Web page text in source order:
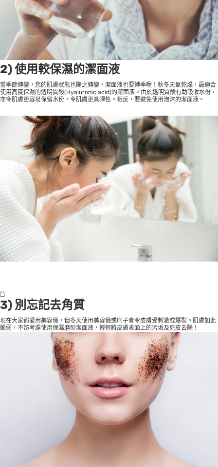
2) 使用較保濕的潔面液
當季節轉變，您的肌膚狀態也隨之轉變，潔面液也要轉季喔！秋冬天氣乾燥，最適合
使用高度保濕的透明質酸(Hyaluronic acid)的潔面液。由於透明質酸有助吸收水份，
亦令肌膚更容易保留水份，令肌膚更具彈性。相反，要避免使用泡沫的潔面液。
3) 別忘記去角質
現在大家都愛用美容儀，但冬天使用美容儀或刷子會令皮膚受刺激或爆裂。肌膚如此
脆弱，不妨考慮使用保濕磨砂潔面液，輕輕將皮膚表面上的污垢及死皮去除！